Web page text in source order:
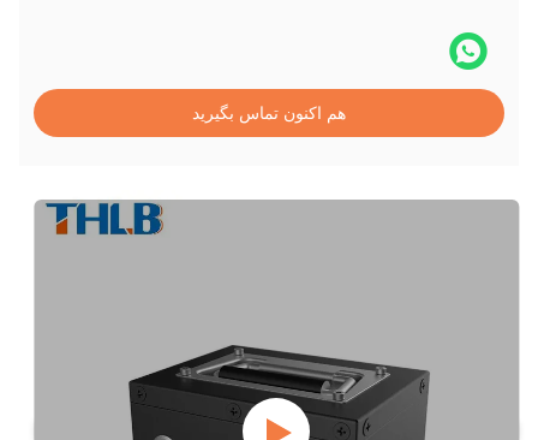
هم اکنون تماس بگیرید